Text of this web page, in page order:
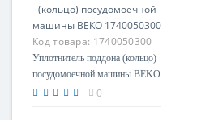
Код товара: 1740050300
Уплотнитель поддона (кольцо)
посудомоечной машины BEKO
1740050300
0